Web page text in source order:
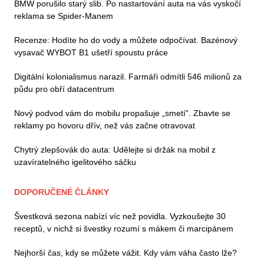
BMW porušilo starý slib. Po nastartování auta na vás vyskočí
reklama se Spider-Manem
Recenze: Hodíte ho do vody a můžete odpočívat. Bazénový
vysavač WYBOT B1 ušetří spoustu práce
Digitální kolonialismus narazil. Farmáři odmítli 546 milionů za
půdu pro obří datacentrum
Nový podvod vám do mobilu propašuje „smetí“. Zbavte se
reklamy po hovoru dřív, než vás začne otravovat
Chytrý zlepšovák do auta: Udělejte si držák na mobil z
uzavíratelného igelitového sáčku
DOPORUČENÉ ČLÁNKY
Švestková sezona nabízí víc než povidla. Vyzkoušejte 30
receptů, v nichž si švestky rozumí s mákem či marcipánem
Nejhorší čas, kdy se můžete vážit. Kdy vám váha často lže?